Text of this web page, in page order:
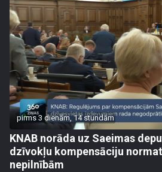
pirms 3 dienām, 14 stundām
KNAB norāda uz Saeimas
dzīvokļu kompensāciju
nepilnībām